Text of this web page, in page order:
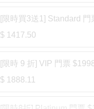
[限時買3送1] Standard
$ 1417.50
[限時 9 折] VIP 門票
$ 1888.11